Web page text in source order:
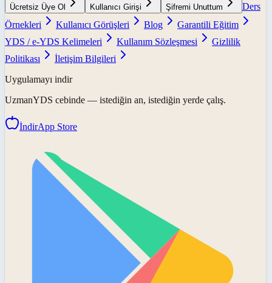
Ücretsiz Üye Ol Kullanıcı Girişi Şifremi Unuttum
Ders
Örnekleri
Kullanıcı Görüşleri Blog
Garantili Eğitim
YDS / e-YDS Kelimeleri
Kullanım Sözleşmesi
Gizlilik
Politikası
İletişim Bilgileri
Uygulamayı indir
UzmanYDS cebinde — istediğin an, istediğin yerde çalış.
İndirApp Store